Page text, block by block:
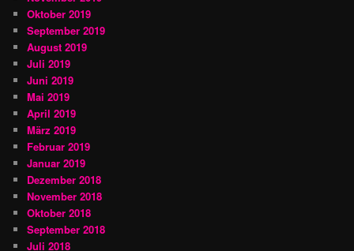
Oktober 2019
September 2019
August 2019
Juli 2019
Juni 2019
Mai 2019
April 2019
März 2019
Februar 2019
Januar 2019
Dezember 2018
November 2018
Oktober 2018
September 2018
Juli 2018